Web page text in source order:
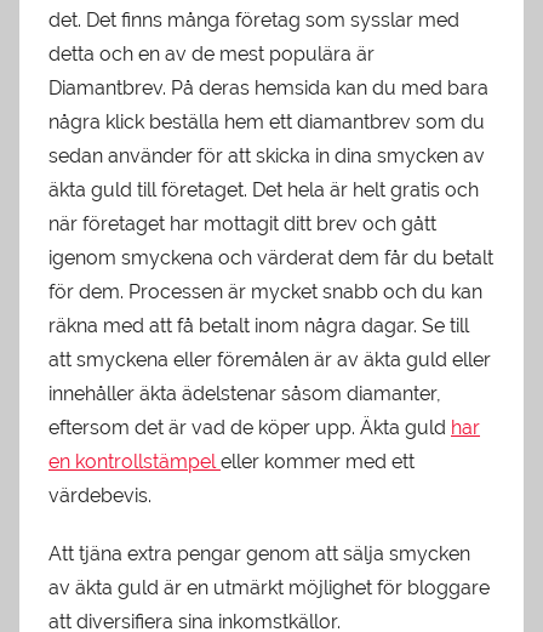
det. Det finns många företag som sysslar med
detta och en av de mest populära är
Diamantbrev. På deras hemsida kan du med bara
några klick beställa hem ett diamantbrev som du
sedan använder för att skicka in dina smycken av
äkta guld till företaget. Det hela är helt gratis och
när företaget har mottagit ditt brev och gått
igenom smyckena och värderat dem får du betalt
för dem. Processen är mycket snabb och du kan
räkna med att få betalt inom några dagar. Se till
att smyckena eller föremålen är av äkta guld eller
innehåller äkta ädelstenar såsom diamanter,
eftersom det är vad de köper upp. Äkta guld har
en kontrollstämpeleller kommer med ett
värdebevis.
Att tjäna extra pengar genom att sälja smycken
av äkta guld är en utmärkt möjlighet för bloggare
att diversifiera sina inkomstkällor.